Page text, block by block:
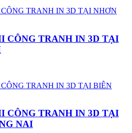
CÔNG TRANH IN 3D TẠI
CÔNG TRANH IN 3D TẠI
NAI